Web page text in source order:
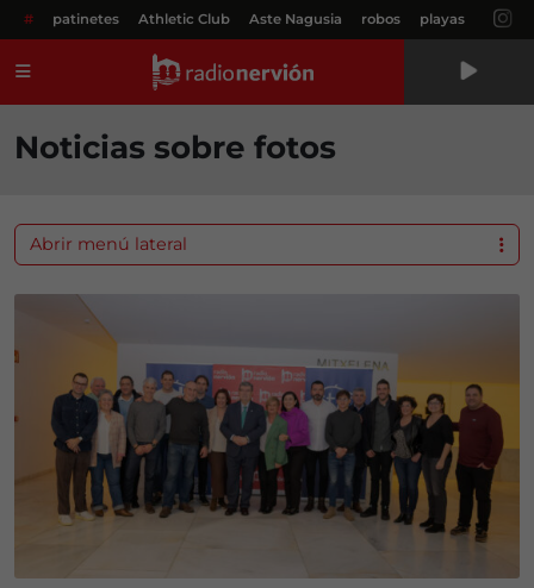
# patinetes Athletic Club Aste Nagusia robos playas
Noticias sobre fotos
Abrir menú lateral